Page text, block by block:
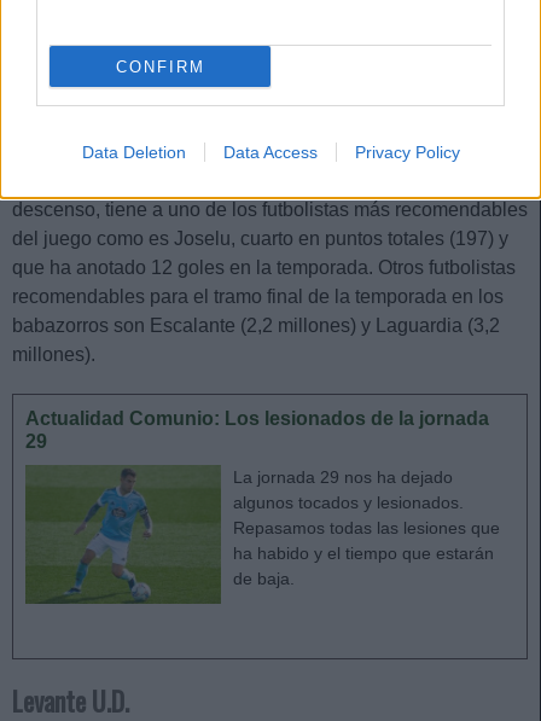
CONFIRM
Data Deletion Data Access Privacy Policy
que llegar vivos a ese tramo y para ello se antoja
fundamental sumar un par de victorias en los próximos
compromisos, en especial ante rivales directos como Rayo
descenso, tiene a uno de los futbolistas más recomendables
del juego como es Joselu, cuarto en puntos totales (197) y
que ha anotado 12 goles en la temporada. Otros futbolistas
recomendables para el tramo final de la temporada en los
babazorros son Escalante (2,2 millones) y Laguardia (3,2
millones).
Actualidad Comunio: Los lesionados de la jornada
29
La jornada 29 nos ha dejado
algunos tocados y lesionados.
Repasamos todas las lesiones que
ha habido y el tiempo que estarán
de baja.
Levante U.D.